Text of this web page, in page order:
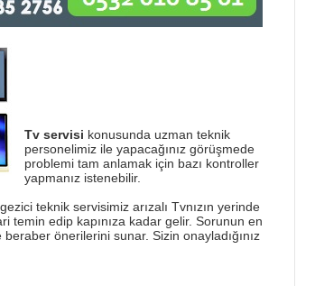
Tv servisi konusunda uzman teknik
personelimiz ile yapacağınız görüşmede
problemi tam anlamak için bazı kontroller
yapmanız istenebilir.
teknik servisimiz arızalı Tvnızın yerinde
temin edip kapınıza kadar gelir. Sorunun en
önerilerini sunar. Sizin onayladığınız